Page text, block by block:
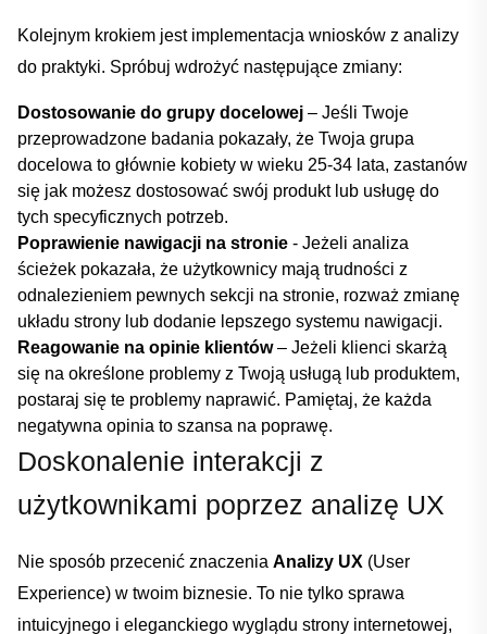
Kolejnym krokiem jest ⁢implementacja ‌wniosków z ⁤analizy⁢
do praktyki. ⁤Spróbuj ⁣wdrożyć następujące ⁣zmiany:
Dostosowanie do‍ grupy docelowej – Jeśli Twoje
przeprowadzone badania pokazały, że Twoja ⁣grupa
docelowa to głównie kobiety​ w wieku 25-34 lata, zastanów
⁣się jak możesz dostosować swój produkt lub usługę do
tych specyficznych potrzeb.
Poprawienie​ nawigacji na ‌stronie ​- Jeżeli analiza
ścieżek⁣ pokazała, że użytkownicy mają ⁢trudności z
odnalezieniem pewnych sekcji na stronie, rozważ zmianę
układu strony lub dodanie lepszego systemu nawigacji.
Reagowanie na opinie klientów– Jeżeli klienci skarżą
się na‍ określone problemy z ​Twoją usługą lub produktem,
postaraj się te problemy naprawić. Pamiętaj, że każda
negatywna opinia to szansa na poprawę.
Doskonalenie interakcji z
⁣użytkownikami poprzez analizę UX
Nie sposób przecenić znaczenia Analizy UX (User
Experience) ⁢w ​twoim biznesie. To nie​ tylko ⁣sprawa
intuicyjnego i eleganckiego wyglądu ‍strony‌ internetowej,